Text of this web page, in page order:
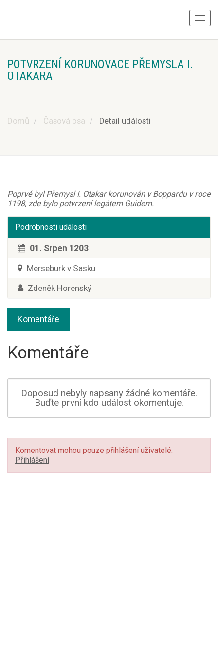
POTVRZENÍ KORUNOVACE PŘEMYSLA I.
OTAKARA
Domů Časová osa Detail události
Poprvé byl Přemysl I. Otakar korunován v Boppardu v roce
1198, zde bylo potvrzení legátem Guidem.
Podrobnosti události
01. Srpen 1203
Merseburk v Sasku
Zdeněk Horenský
Komentáře
Komentáře
Doposud nebyly napsany žádné komentáře.
Buďte první kdo událost okomentuje.
Komentovat mohou pouze přihlášení uživatelé.
Přihlášení